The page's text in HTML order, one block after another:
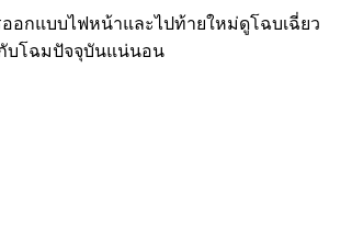
อกแบบไฟหน้าและไปท้ายใหม่ดูโฉบเฉี่ยว
บโฉมปัจจุบันแน่นอน